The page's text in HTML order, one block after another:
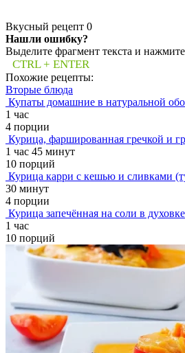
Вкусный рецепт 0
Нашли ошибку?
Выделите фрагмент текста и нажмите
CTRL + ENTER
Похожие рецепты:
Вторые блюда
Купаты домашние в натуральной
1 час
4 порции
Курица, фаршированная гречкой и
1 час 45 минут
10 порций
Курица карри с кешью и сливками
30 минут
4 порции
Курица запечённая на соли в духовке
1 час
10 порций